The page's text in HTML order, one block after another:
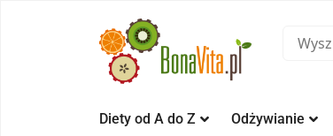
Diety od A do Z Odżywianie